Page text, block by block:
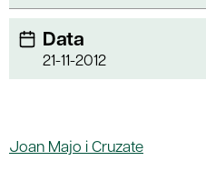
Data
21-11-2012
Joan Majo i Cruzate